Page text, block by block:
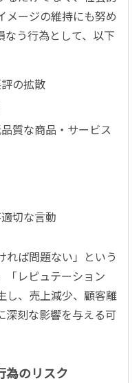
メージの維持にも努め
なう行為として、以下
の拡散
質な商品・サービス
切な言動
れば問題ない」という
「レピュテーション
し、売上減少、顧客離
深刻な影響を与える可
為のリスク